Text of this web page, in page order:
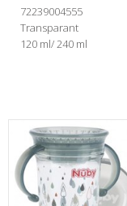
72239004555
Transparant
120 ml/ 240 ml